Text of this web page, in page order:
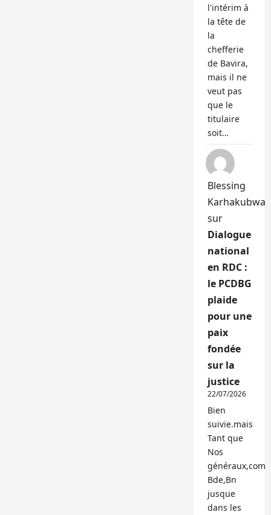
l'intérim à
la tête de
la
chefferie
de Bavira,
mais il ne
veut pas
que le
titulaire
soit…
Blessing
Karhakubwa
sur
Dialogue
national
en RDC :
le PCDBG
plaide
pour une
paix
fondée
sur la
justice
22/07/2026
Bien
suivie.mais
Tant que
Nos
généraux,com
Bde,Bn
jusque
dans les